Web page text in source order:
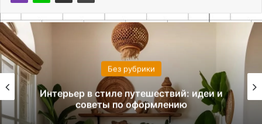
Без рубрики
Интерьер в стиле путешествий: идеи и
советы по оформлению